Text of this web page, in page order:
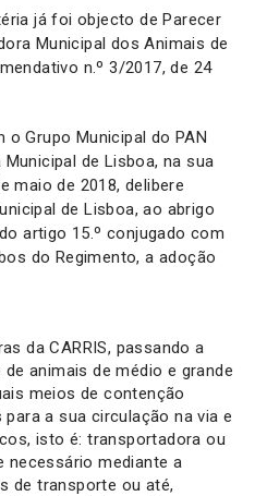
já foi objecto de Parecer
Municipal dos Animais de
n.º 3/2017, de 24
Grupo Municipal do PAN
de Lisboa, na sua
maio de 2018, delibere
de Lisboa, ao abrigo
artigo 15.º conjugado com
do Regimento, a adoção
da CARRIS, passando a
animais de médio e grande
meios de contenção
a sua circulação na via e
isto é: transportadora ou
necessário mediante a
de transporte ou até,